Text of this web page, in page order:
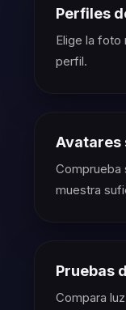
Perfiles
Elige la foto
perfil.
Avatares
Comprueba
muestra
Pruebas
Compara